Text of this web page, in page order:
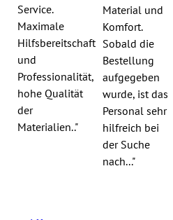
Service.
Maximale
Hilfsbereitschaft
und
Professionalität,
hohe Qualität
der
Materialien.."
Material und
Komfort.
Sobald die
Bestellung
aufgegeben
wurde, ist das
Personal sehr
hilfreich bei
der Suche
nach..."